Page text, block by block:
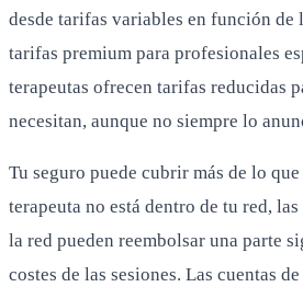
desde tarifas variables en función de
tarifas premium para profesionales
terapeutas ofrecen tarifas reducidas
necesitan, aunque no siempre lo
Tu seguro puede cubrir más de lo
terapeuta no está dentro de tu red,
la red pueden reembolsar una parte
costes de las sesiones. Las cuentas